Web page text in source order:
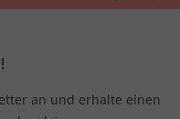
an und erhalte einen